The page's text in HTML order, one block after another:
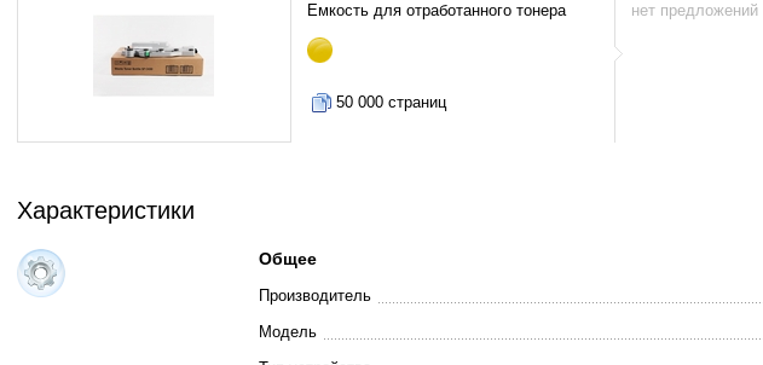
Емкость для отработанного тонера
50 000 страниц
нет предложений
Характеристики
Общее
Производитель
Модель